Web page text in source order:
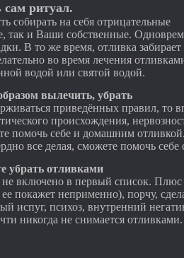
сам ритуал.
собирать на себя отрицательные
так и Ваши собственные.
В то же время, отливка
во время лечения
водой или святой водой.
вылечить, убрать
приведённых правил, то
происхождения,
помочь себе и домашним
все делая, сможете помочь себе
убрать отливками
не включено в первый список.
ее покажет неприменно), порчу,
испуг, психоз, внутренний
никогда не снимается отливками.